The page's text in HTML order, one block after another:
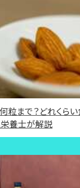
粒まで？どれくら
栄養士が解説